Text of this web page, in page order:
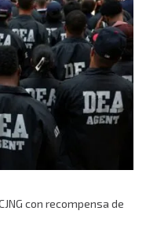
con recompensa de